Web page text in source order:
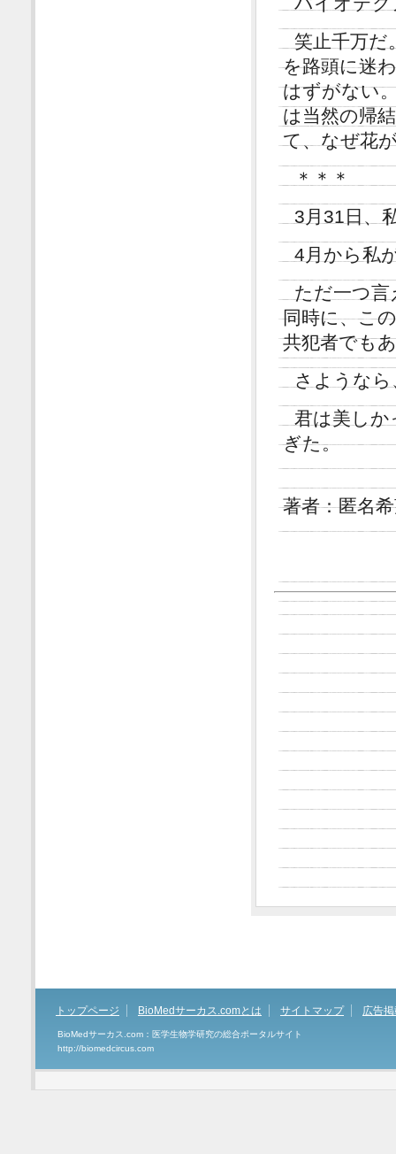
笑止千万だ
を路頭に迷
はずがない
は当然の帰
て、なぜ花
＊＊＊
3月31日、
4月から私
ただ一つ言
同時に、こ
共犯者でも
さような
君は美しか
ぎた。
著者：匿名
トップページ BioMedサーカス.comとは サイトマップ 広告
BioMedサーカス.com：医学生物学研究の総合ポータルサイト
http://biomedcircus.com